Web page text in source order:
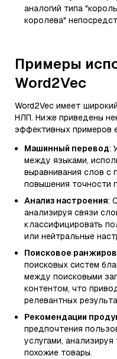
аналогий типа
королева"
Примеры
Word2Vec
Word2Vec имеет
НЛП. Ниже приведены
эффективных примеров
Машинный перевод:
между языками,
выравнивания слов с
повышения точности
Анализ настроения:
анализируя связи
классифицировать
или нейтральные
Поисковое
поисковых систем
между поисковыми
контентом, что
релевантных
Рекомендации
предпочтения
услугами,
похожие товары.